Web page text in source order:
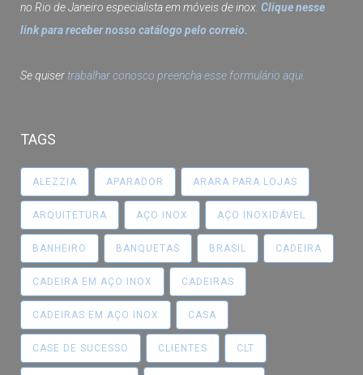
no Rio de Janeiro especialista em móveis de inox. Clique nesse
link para receber nosso catálogo pelo correio.
Se quisertrabalhar conosco preencha esse formulário aqui.
TAGS
ALEZZIA APARADOR ARARA PARA LOJAS
ARQUITETURA AÇO INOX AÇO INOXIDÁVEL
BANHEIRO BANQUETAS BRASIL CADEIRA
CADEIRA EM AÇO INOX CADEIRAS
CADEIRAS EM AÇO INOX CASA
CASE DE SUCESSO CLIENTES CLT